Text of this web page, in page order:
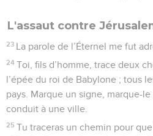
L'assaut contre
23 La parole de l’Éternel me fut
24 Toi, fils d’homme, trace deux
l’épée du roi de Babylone ; tous
pays. Marque un signe, marque-
conduit à une ville.
25 Tu traceras un chemin pour que